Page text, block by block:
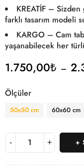
KREATİF –
farklı tasarım modeli
KARGO – Cam
yaşanabilecek her
1.750,00₺ –
Ölçüler
50x50 cm 60x60 cm